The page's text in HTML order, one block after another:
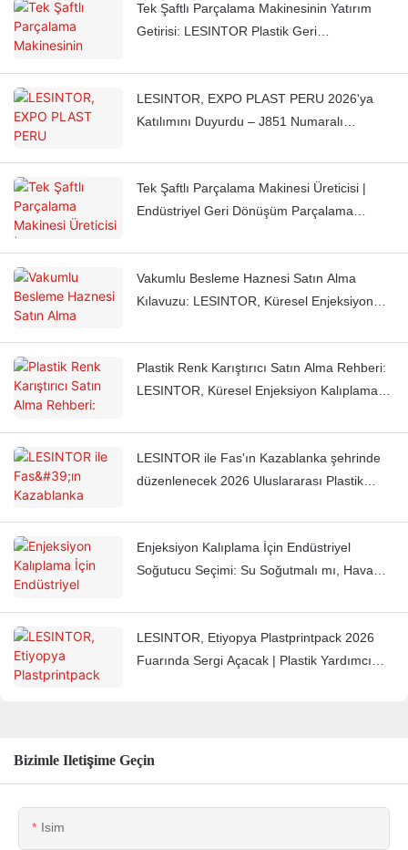
Tek Şaftlı Parçalama Makinesinin Yatırım
Getirisi: LESINTOR Plastik Geri
Düşürmesine Nasıl Yardımcı Oluyor?
LESINTOR, EXPO PLAST PERU 2026'ya
Katılımını Duyurdu – J851 Numaralı
Tek Şaftlı Parçalama Makinesi Üreticisi |
Endüstriyel Geri Dönüşüm Parçalama
Vakumlu Besleme Haznesi Satın Alma
Kılavuzu: LESINTOR, Küresel Enjeksiyon
Beslemesini Otomatikleştirmesine Nasıl
Yardımcı Oluyor?
Plastik Renk Karıştırıcı Satın Alma Rehberi:
LESINTOR, Küresel Enjeksiyon Kalıplama
Elde Etmesine Nasıl Yardımcı Oluyor?
LESINTOR ile Fas'ın Kazablanka şehrinde
düzenlenecek 2026 Uluslararası Plastik
Enjeksiyon Kalıplama İçin Endüstriyel
Soğutucu Seçimi: Su Soğutmalı mı, Hava
LESINTOR, Etiyopya Plastprintpack 2026
Fuarında Sergi Açacak | Plastik Yardımcı
Bizimle Iletişime Geçin
Isim